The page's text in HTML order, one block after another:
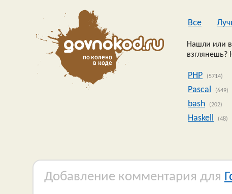
Все
Нашли или
взглянешь?
PHP (5714)
Pascal (649)
bash (202)
Haskell (48)
Добавление комментария для